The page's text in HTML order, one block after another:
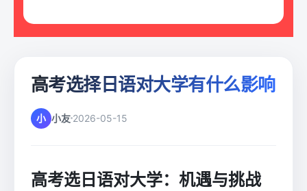
高考选择日语对大学有什么影响
小 小友 2026-05-15
高考选日语对大学：机遇与挑战